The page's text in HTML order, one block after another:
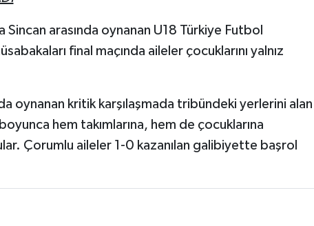
arasında oynanan U18 Türkiye Futbol
final maçında aileler çocuklarını yalnız
oynanan kritik karşılaşmada tribündeki yerlerini alan
hem takımlarına, hem de çocuklarına
Çorumlu aileler 1-0 kazanılan galibiyette başrol